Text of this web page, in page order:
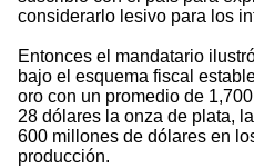
considerarlo lesivo para los
Entonces el mandatario
bajo el esquema fiscal
oro con un promedio de
28 dólares la onza de plata,
600 millones de dólares en
producción.